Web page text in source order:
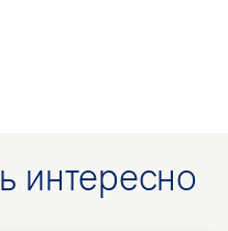
интересно